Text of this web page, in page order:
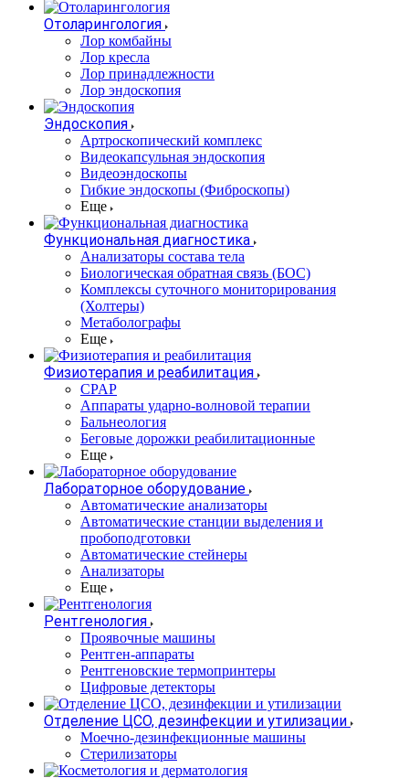
Отоларингология
Лор комбайны
Лор кресла
Лор принадлежности
Лор эндоскопия
Эндоскопия
Артроскопический комплекс
Видеокапсульная эндоскопия
Видеоэндоскопы
Гибкие эндоскопы (Фиброcкопы)
Еще
Функциональная диагностика
Анализаторы состава тела
Биологическая обратная связь (БОС)
Комплексы суточного мониторирования
(Холтеры)
Метаболографы
Еще
Физиотерапия и реабилитация
CPAP
Аппараты ударно-волновой терапии
Бальнеология
Беговые дорожки реабилитационные
Еще
Лабораторное оборудование
Автоматические анализаторы
Автоматические станции выделения и
пробоподготовки
Автоматические стейнеры
Анализаторы
Еще
Рентгенология
Проявочные машины
Рентген-аппараты
Рентгеновские термопринтеры
Цифровые детекторы
Отделение ЦСО, дезинфекции и утилизации
Моечно-дезинфекционные машины
Стерилизаторы